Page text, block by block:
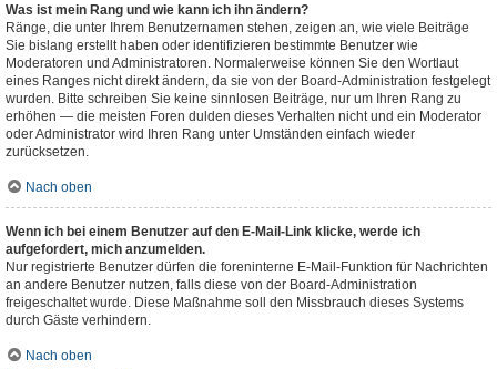
Was ist mein Rang und wie kann ich ihn ändern?
Ränge, die unter Ihrem Benutzernamen stehen, zeigen an, wie viele Beiträge
Sie bislang erstellt haben oder identifizieren bestimmte Benutzer wie
Moderatoren und Administratoren. Normalerweise können Sie den Wortlaut
eines Ranges nicht direkt ändern, da sie von der Board-Administration festgelegt
wurden. Bitte schreiben Sie keine sinnlosen Beiträge, nur um Ihren Rang zu
erhöhen — die meisten Foren dulden dieses Verhalten nicht und ein Moderator
oder Administrator wird Ihren Rang unter Umständen einfach wieder
zurücksetzen.
Nach oben
Wenn ich bei einem Benutzer auf den E-Mail-Link klicke, werde ich
aufgefordert, mich anzumelden.
Nur registrierte Benutzer dürfen die foreninterne E-Mail-Funktion für Nachrichten
an andere Benutzer nutzen, falls diese von der Board-Administration
freigeschaltet wurde. Diese Maßnahme soll den Missbrauch dieses Systems
durch Gäste verhindern.
Nach oben